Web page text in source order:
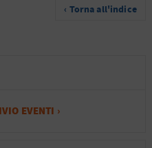
‹ Torna all'indice
EVENTI ›